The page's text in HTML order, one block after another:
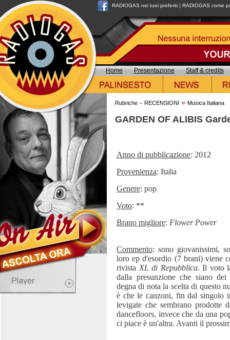
RADIOGAS nei tuoi preferiti | RADIOGAS come
Home Presentazione Staff & credits
Rubriche - RECENSIONI » Musica Italiana
GARDEN OF ALIBIS
Anno di pubblicazione: 2012
Provenienza: Italia
Genere: pop
Voto: **
Brano migliore: Flower Power
Commento: sono giovanissimi,
loro ep d'esordio (7 brani) viene
rivista XL di Repubblica. Il voto
dalla presunzione che siano
degna di nota la scelta di questo
è che le canzoni, fin dal singolo
levigate che sembrano prodotte
dancefloors, invece che da una
ci piace è un'altra. Avanti il